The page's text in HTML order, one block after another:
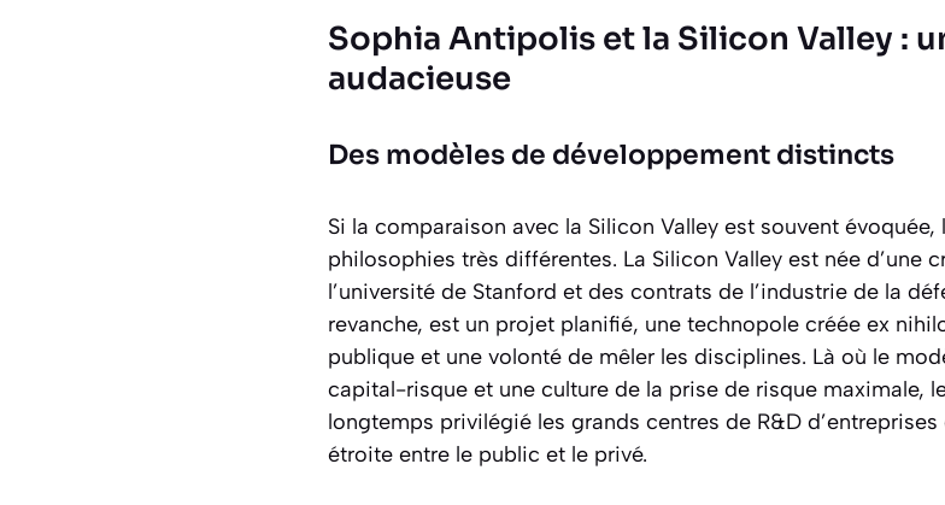
Sophia Antipolis et la Silicon Valley :
audacieuse
Des modèles de développement distincts
Si la comparaison avec la Silicon Valley est souvent
philosophies très différentes. La Silicon Valley est née d’une
l’université de Stanford et des contrats de l’industrie de la
revanche, est un projet planifié, une technopole créée ex
publique et une volonté de mêler les disciplines. Là où le
capital-risque et une culture de la prise de risque maximale,
longtemps privilégié les grands centres de R&D
étroite entre le public et le privé.